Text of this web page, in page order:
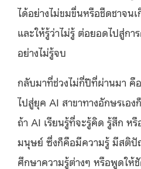
ได้อย่างไม่ขมขื่นหรือชืดชาจนเ
และให้รู้ว่าไม่รู้ ต่อยอดไปสู่กา
อย่างไม่รู้จบ
กลับมาที่ช่วงไม่กี่ปีที่ผ่านมา คื
ไปสู่ยุค AI สาขาทางอักษรเอง
ถ้า AI เรียนรู้ที่จะรู้คิด รู้สึก ห
มนุษย์ ซึ่งก็คือมีความรู้ มีสติปั
ศึกษาความรู้ต่างๆ หรือพูดให้